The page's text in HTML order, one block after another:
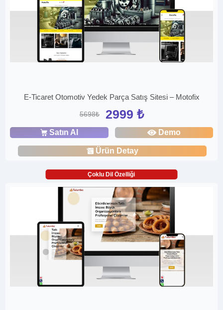
E-Ticaret Otomotiv Yedek Parça Satış Sitesi – Motofix
5698₺ 2999 ₺
Satın Al Demo
Ürün Detay
Çoklu Dil Özelliği